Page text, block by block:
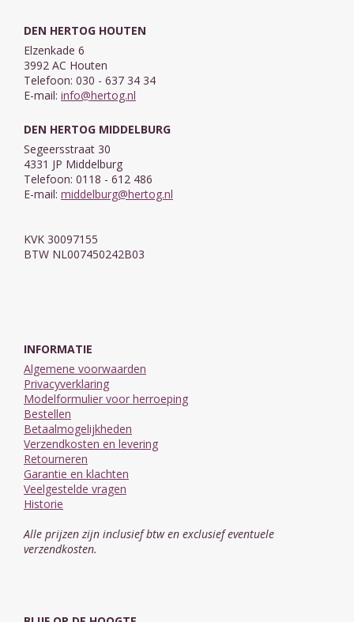
DEN HERTOG HOUTEN
Elzenkade 6
3992 AC Houten
Telefoon: 030 - 637 34 34
E-mail: info@hertog.nl
DEN HERTOG MIDDELBURG
Segeersstraat 30
4331 JP Middelburg
Telefoon: 0118 - 612 486
E-mail: middelburg@hertog.nl
KVK 30097155
BTW NL007450242B03
INFORMATIE
Algemene voorwaarden
Privacyverklaring
Modelformulier voor herroeping
Bestellen
Betaalmogelijkheden
Verzendkosten en levering
Retourneren
Garantie en klachten
Veelgestelde vragen
Historie
Alle prijzen zijn inclusief btw en exclusief eventuele
verzendkosten.